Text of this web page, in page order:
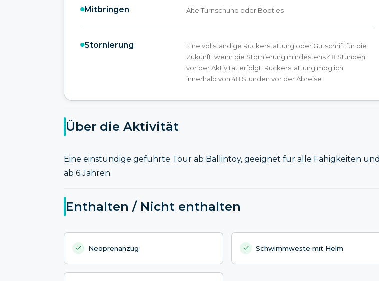
Mitbringen Alte Turnschuhe oder Booties
Stornierung
Eine vollständige Rückerstattung oder Gutschrift für die
Zukunft, wenn die Stornierung mindestens 48 Stunden
vor der Aktivität erfolgt. Rückerstattung möglich
innerhalb von 48 Stunden vor der Abreise.
Über die Aktivität
Eine einstündige geführte Tour ab Ballintoy, geeignet für alle Fähigkeiten und
ab 6 Jahren.
Enthalten / Nicht enthalten
Neoprenanzug Schwimmweste mit Helm